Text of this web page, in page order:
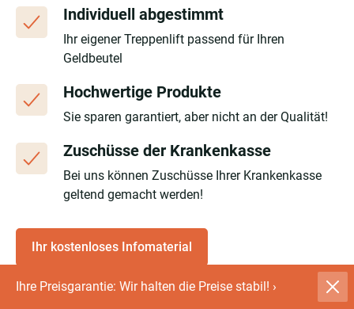
Ihre Preisgarantie: Wir halten die Preise stabil! ›
Individuell abgestimmt
Ihr eigener Treppenlift passend für Ihren
Geldbeutel
Hochwertige Produkte
Sie sparen garantiert, aber nicht an der Qualität!
Zuschüsse der Krankenkasse
Bei uns können Zuschüsse Ihrer Krankenkasse
geltend gemacht werden!
Ihr kostenloses Infomaterial